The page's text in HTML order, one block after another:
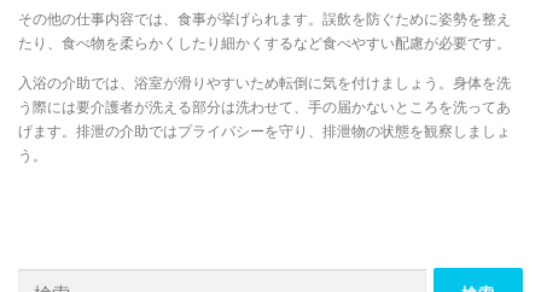
その他の仕事内容では、食事が挙げられます。誤飲を防ぐために姿勢を整え
たり、食べ物を柔らかくしたり細かくするなど食べやすい配慮が必要です。
入浴の介助では、浴室が滑りやすいため転倒に気を付けましょう。身体を洗
う際には要介護者が洗える部分は洗わせて、手の届かないところを洗ってあ
げます。排泄の介助ではプライバシーを守り、排泄物の状態を観察しましょ
う。